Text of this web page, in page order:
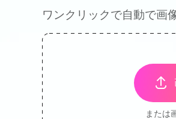
ワンクリックで自動で画
または